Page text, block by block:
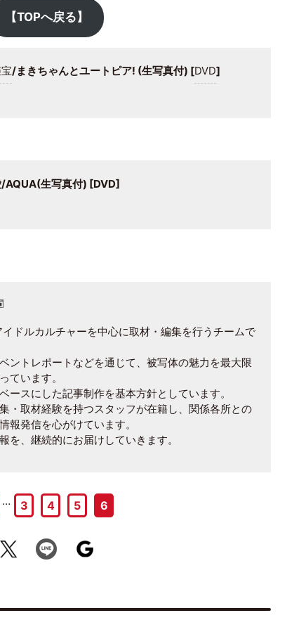
【TOPへ戻る】
/まきちゃんとユートピア! (生写真付) [DVD]
AQUA(生写真付) [DVD]
ドルカルチャーを中心に取材・編集を行うチームで
ントレポートなどを通じて、被写体の魅力を最大限
ています。
ースにした記事制作を基本方針としています。
・取材経験を持つスタッフが在籍し、関係各所との
報発信を心がけています。
を、継続的にお届けしていきます。
… 3 4 5 6